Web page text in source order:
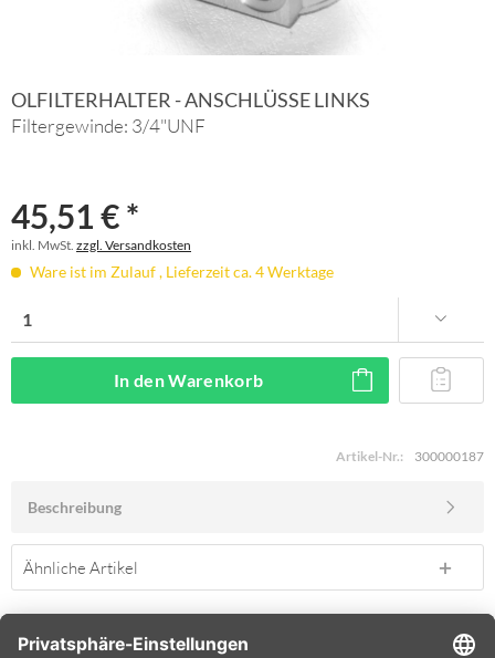
OLFILTERHALTER - ANSCHLÜSSE LINKS
Filtergewinde: 3/4"UNF
45,51 € *
inkl. MwSt. zzgl. Versandkosten
Ware ist im Zulauf , Lieferzeit ca. 4 Werktage
In denWarenkorb
Artikel-Nr.: 300000187
Beschreibung
Ähnliche Artikel
SERVICE HOTLINE